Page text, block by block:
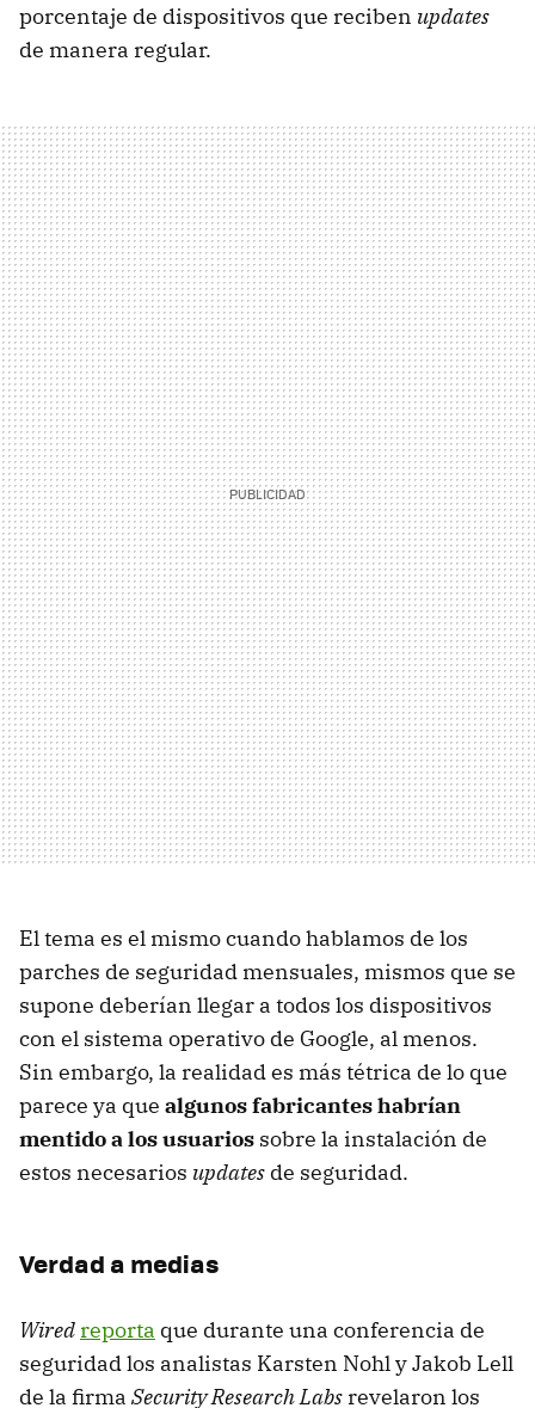
porcentaje de dispositivos que reciben updates
de manera regular.
El tema es el mismo cuando hablamos de los
parches de seguridad mensuales, mismos que se
supone deberían llegar a todos los dispositivos
con el sistema operativo de Google, al menos.
Sin embargo, la realidad es más tétrica de lo que
parece ya que algunos fabricantes habrían
mentido a los usuarios sobre la instalación de
estos necesarios updates de seguridad.
Verdad a medias
Wiredreporta que durante una conferencia de
seguridad los analistas Karsten Nohl y Jakob Lell
de la firma Security Research Labs revelaron los